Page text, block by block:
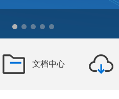
文档中心